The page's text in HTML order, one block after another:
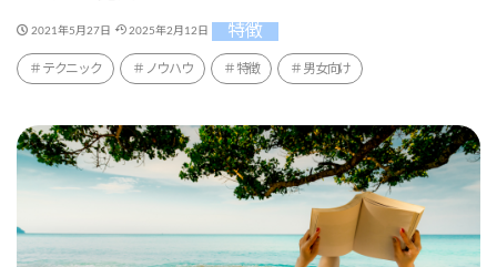
2021年5月27日 2025年2月12日 特徴
テクニック ノウハウ 特徴 男女向け